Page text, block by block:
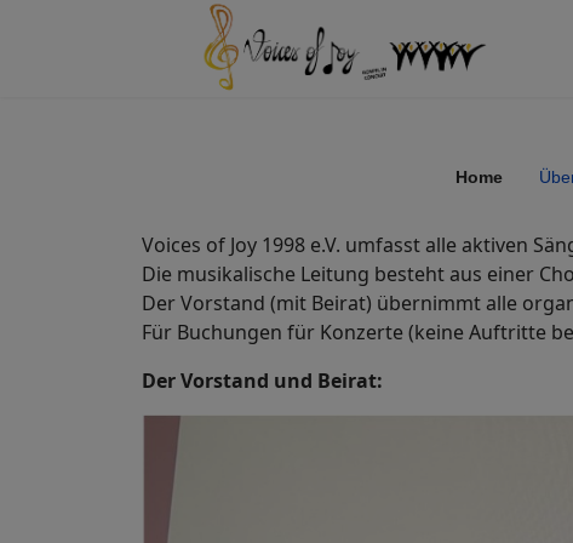
Home
Voices of Joy 1998 e.V. umfasst alle aktiven
Die musikalische Leitung besteht aus einer
Der Vorstand (mit Beirat) übernimmt alle
Für Buchungen für Konzerte (keine Auftritte
Der Vorstand und Beirat: